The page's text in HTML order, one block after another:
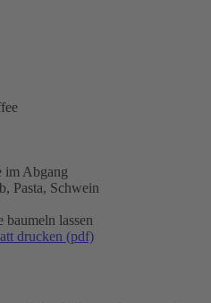
im Abgang
Pasta, Schwein
baumeln lassen
drucken (pdf)